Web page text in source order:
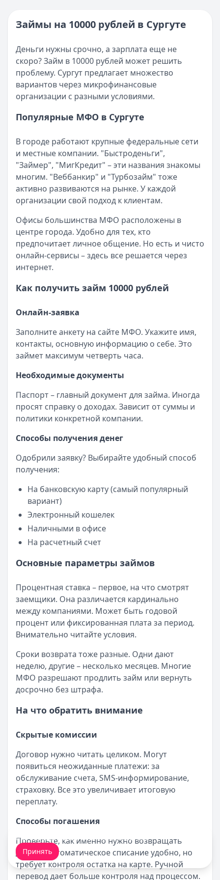
Категория:МФО и микрозаймы
Все статьи
Возврат переплаты в «Займере»: актуальная
Опубликовано:5 декабря 2025 г.
Категория:МФО
Читать новость
Срочный микрозайм 15 000 ₽ на карту: свежая
Кратко:Нужны 15 000 рублей на карту прямо сегодня?
Категория:МФО
Рекордный рост доли клиентов МФО с iPhone: что
Кратко:В III квартале 2025 года владельцы iPhone
Опубликовано:5 декабря 2025 г.
Категория:МФО
Читать новость
57 сервисов микрозаймов через Госуслуги: где
Кратко:
Авторизация через Госуслуги ускоряет
Опубликовано:
23 ноября 2025 г.
Категория:
МФО
Читать новость
Смс о «одобренном займе» от Bigmani Ru: как
Пришло СМС об одобрении займа от Bigmani
Опубликовано:23 ноября 2025 г.
Читать новость
Займы на 10000 рублей в Сургуте
Деньги нужны срочно, а зарплата еще не
скоро? Займ в 10000 рублей может решить
проблему. Сургут предлагает множество
вариантов через микрофинансовые
организации с разными условиями.
Популярные МФО в Сургуте
В городе работают крупные федеральные сети
и местные компании. "Быстроденьги",
"Займер", "МигКредит" – эти названия знакомы
многим. "Веббанкир" и "Турбозайм" тоже
активно развиваются на рынке. У каждой
организации свой подход к клиентам.
Офисы большинства МФО расположены в
центре города. Удобно для тех, кто
предпочитает личное общение. Но есть и чисто
онлайн-сервисы – здесь все решается через
интернет.
Как получить займ 10000 рублей
Онлайн-заявка
Заполните анкету на сайте МФО. Укажите имя,
контакты, основную информацию о себе. Это
займет максимум четверть часа.
Необходимые документы
Паспорт – главный документ для займа. Иногда
просят справку о доходах. Зависит от суммы и
политики конкретной компании.
Способы получения денег
Одобрили заявку? Выбирайте удобный способ
получения:
На банковскую карту (самый популярный
вариант)
Электронный кошелек
Наличными в офисе
На расчетный счет
Основные параметры займов
Процентная ставка – первое, на что смотрят
заемщики. Она различается кардинально
между компаниями. Может быть годовой
процент или фиксированная плата за период.
Внимательно читайте условия.
Сроки возврата тоже разные. Одни дают
неделю, другие – несколько месяцев. Многие
МФО разрешают продлить займ или вернуть
досрочно без штрафа.
На что обратить внимание
Скрытые комиссии
Договор нужно читать целиком. Могут
появиться неожиданные платежи: за
обслуживание счета, SMS-информирование,
страховку. Все это увеличивает итоговую
переплату.
Способы погашения
Проверьте, как именно нужно возвращать
деньги. Автоматическое списание удобно, но
требует контроля остатка на карте. Ручной
перевод дает больше контроля над процессом.
Мы обрабатываем ваши cookie-файлы.
Принять